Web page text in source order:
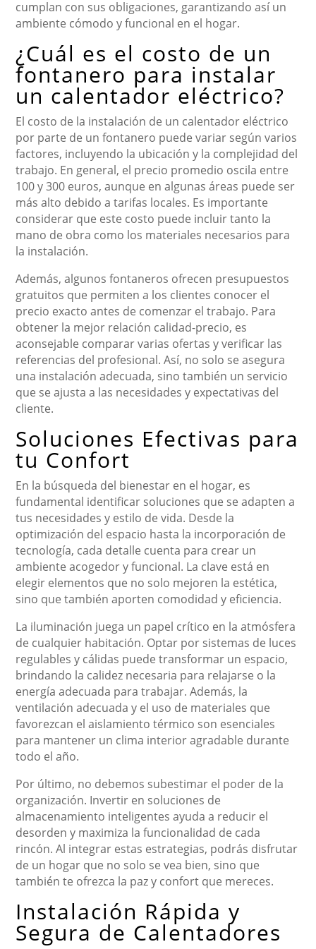
cumplan con sus obligaciones, garantizando así un
ambiente cómodo y funcional en el hogar.
¿Cuál es el costo de un
fontanero para instalar
un calentador eléctrico?
El costo de la instalación de un calentador eléctrico
por parte de un fontanero puede variar según varios
factores, incluyendo la ubicación y la complejidad del
trabajo. En general, el precio promedio oscila entre
100 y 300 euros, aunque en algunas áreas puede ser
más alto debido a tarifas locales. Es importante
considerar que este costo puede incluir tanto la
mano de obra como los materiales necesarios para
la instalación.
Además, algunos fontaneros ofrecen presupuestos
gratuitos que permiten a los clientes conocer el
precio exacto antes de comenzar el trabajo. Para
obtener la mejor relación calidad-precio, es
aconsejable comparar varias ofertas y verificar las
referencias del profesional. Así, no solo se asegura
una instalación adecuada, sino también un servicio
que se ajusta a las necesidades y expectativas del
cliente.
Soluciones Efectivas para
tu Confort
En la búsqueda del bienestar en el hogar, es
fundamental identificar soluciones que se adapten a
tus necesidades y estilo de vida. Desde la
optimización del espacio hasta la incorporación de
tecnología, cada detalle cuenta para crear un
ambiente acogedor y funcional. La clave está en
elegir elementos que no solo mejoren la estética,
sino que también aporten comodidad y eficiencia.
La iluminación juega un papel crítico en la atmósfera
de cualquier habitación. Optar por sistemas de luces
regulables y cálidas puede transformar un espacio,
brindando la calidez necesaria para relajarse o la
energía adecuada para trabajar. Además, la
ventilación adecuada y el uso de materiales que
favorezcan el aislamiento térmico son esenciales
para mantener un clima interior agradable durante
todo el año.
Por último, no debemos subestimar el poder de la
organización. Invertir en soluciones de
almacenamiento inteligentes ayuda a reducir el
desorden y maximiza la funcionalidad de cada
rincón. Al integrar estas estrategias, podrás disfrutar
de un hogar que no solo se vea bien, sino que
también te ofrezca la paz y confort que mereces.
Instalación Rápida y
Segura de Calentadores